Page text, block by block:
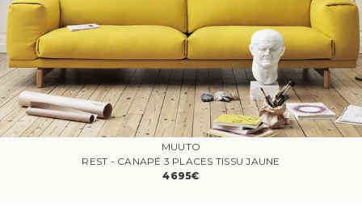
MUUTO
REST - CANAPÉ 3 PLACES TISSU JAUNE
4695€